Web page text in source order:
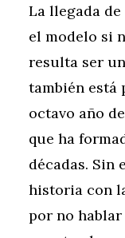
La llegada
el modelo si
resulta ser
también está
octavo año
que ha
décadas. Sin
historia con
por no